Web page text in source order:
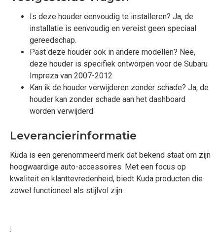
Is deze houder eenvoudig te installeren? Ja, de
installatie is eenvoudig en vereist geen speciaal
gereedschap.
Past deze houder ook in andere modellen? Nee,
deze houder is specifiek ontworpen voor de Subaru
Impreza van 2007-2012.
Kan ik de houder verwijderen zonder schade? Ja, de
houder kan zonder schade aan het dashboard
worden verwijderd.
Leverancierinformatie
Kuda is een gerenommeerd merk dat bekend staat om zijn
hoogwaardige auto-accessoires. Met een focus op
kwaliteit en klanttevredenheid, biedt Kuda producten die
zowel functioneel als stijlvol zijn.